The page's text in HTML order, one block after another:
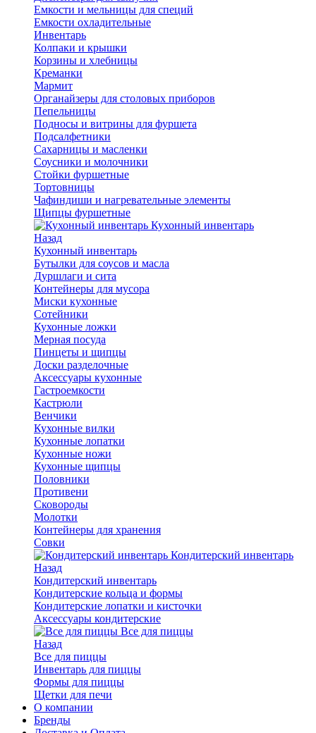
Емкости и мельницы для специй
Емкости охладительные
Инвентарь
Колпаки и крышки
Корзины и хлебницы
Креманки
Мармит
Органайзеры для столовых приборов
Пепельницы
Подносы и витрины для фуршета
Подсалфетники
Сахарницы и масленки
Соусники и молочники
Стойки фуршетные
Тортовницы
Чафиндиши и нагревательные элементы
Щипцы фуршетные
Кухонный инвентарь
Назад
Кухонный инвентарь
Бутылки для соусов и масла
Дуршлаги и сита
Контейнеры для мусора
Миски кухонные
Сотейники
Кухонные ложки
Мерная посуда
Пинцеты и щипцы
Доски разделочные
Аксессуары кухонные
Гастроемкости
Кастрюли
Венчики
Кухонные вилки
Кухонные лопатки
Кухонные ножи
Кухонные щипцы
Половники
Противени
Сковороды
Молотки
Контейнеры для хранения
Совки
Кондитерский инвентарь
Назад
Кондитерский инвентарь
Кондитерские кольца и формы
Кондитерские лопатки и кисточки
Аксессуары кондитерские
Все для пиццы
Назад
Все для пиццы
Инвентарь для пиццы
Формы для пиццы
Щетки для печи
О компании
Бренды